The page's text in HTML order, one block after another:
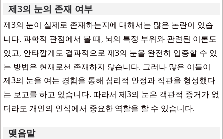
제3의 눈의 존재 여부
제3의 눈이 실제로 존재하는지에 대해서는 많은 논란이 있습
니다. 과학적 관점에서 볼 때, 뇌의 특정 부위와 관련된 이론도
있고, 안타깝게도 결과적으로 제3의 눈을 완전히 입증할 수 있
는 방법은 현재로선 존재하지 않습니다. 그러나 많은 이들이
제3의 눈을 여는 경험을 통해 심리적 안정과 직관을 형성했다
는 보고를 하고 있습니다. 따라서 제3의 눈은 객관적 증거가 없
더라도 개인의 인식에서 중요한 역할을 할 수 있습니다.
맺음말